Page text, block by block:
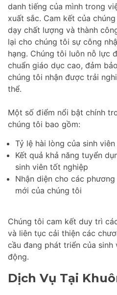
danh tiếng của mình trong
xuất sắc. Cam kết của
dạy chất lượng và thành
lại cho chúng tôi sự công
hạng. Chúng tôi luôn nỗ lực
chuẩn giáo dục cao, đảm
chúng tôi nhận được trải
thể.
Một số điểm nổi bật chính
chúng tôi bao gồm:
Tỷ lệ hài lòng của sinh viên
Kết quả khả năng tuyển
sinh viên tốt nghiệp
Nhận diện cho các
mới của chúng tôi
Chúng tôi cam kết duy trì
và liên tục cải thiện các
cầu đang phát triển của
động.
Dịch Vụ Tại